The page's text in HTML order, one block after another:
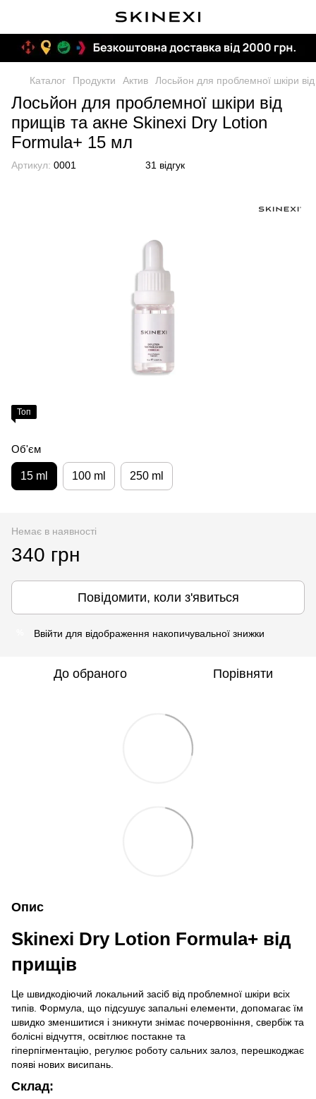
Каталог Продукти Актив Лосьйон для проблемної шкіри
Лосьйон для проблемної шкіри від
прищів та акне Skinexi Dry Lotion
Formula+ 15 мл
Артикул: 0001 31 відгук
Топ
Об'єм
15 ml 100 ml 250 ml
Немає в наявності
340 грн
Повідомити, коли з'явиться
Ввійти для відображення накопичувальної знижки
До обраного Порівняти
Опис
Skinexi Dry Lotion Formula+ від
прищів
Це швидкодіючий локальний засіб від проблемної шкіри всіх
типів. Формула, що підсушує запальні елементи, допомагає їм
швидко зменшитися і зникнути знімає почервоніння, свербіж та
болісні відчуття, освітлює постакне та
гіперпігментацію, регулює роботу сальних залоз, перешкоджає
появі нових висипань.
Склад: